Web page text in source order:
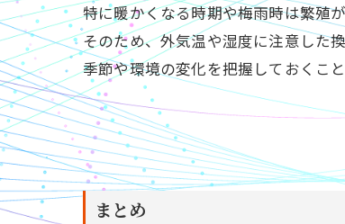
特に暖かくなる時期や梅雨時は繁殖
そのため、外気温や湿度に注意した
季節や環境の変化を把握しておくこ
まとめ